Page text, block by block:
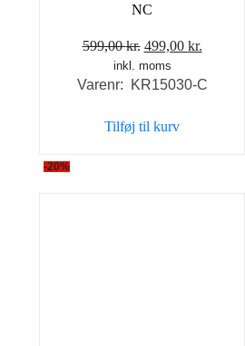
NC
599,00kr. Den
oprindelige
pris
599,00 kr..
499,00 kr.
pris
inkl. moms
Varenr: KR15030-C
Tilføj til kurv
-20%